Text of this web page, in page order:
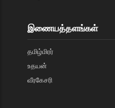
இணையத்தளங்கள்
தமிழ்மிரர்
உதயன்
வீரகேசரி